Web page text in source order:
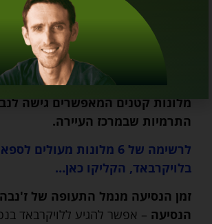
חווית הרחצה בבריכת גופרית בשלג
תיירות המרפא גם בשלג ומאפשרת
מרהיבה יחדיו עם טיפולים ברמה
המלונות בלויקרבאד פעילים במשך
וכוללים ריזורטים גדולים ויוקרתיים
מלונות קטנים המאפשרים גישה
התרמיות שבמרכז העיירה.
לרשימה של 6 מלונות מעולים ל
ספא
בלויקרבאד,הקליקו כאן…
זמן הנסיעה מנמל התעופה של ז'נבה
הנסיעה– אפשר להגיע ללויקרבאד